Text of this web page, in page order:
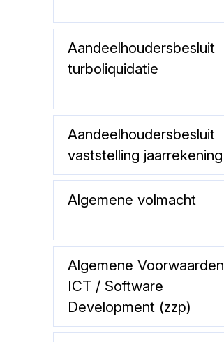
Aandeelhoudersbesluit
turboliquidatie
Aandeelhoudersbesluit
vaststelling jaarrekening
Algemene volmacht
Algemene Voorwaarden
ICT / Software
Development (zzp)